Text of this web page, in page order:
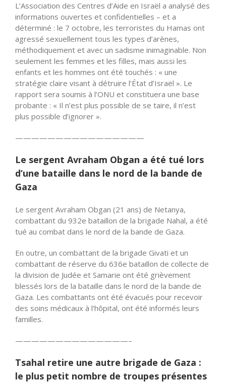
L’Association des Centres d’Aide en Israël a analysé des
informations ouvertes et confidentielles – et a
déterminé : le 7 octobre, les terroristes du Hamas ont
agressé sexuellement tous les types d’arènes,
méthodiquement et avec un sadisme inimaginable. Non
seulement les femmes et les filles, mais aussi les
enfants et les hommes ont été touchés : « une
stratégie claire visant à détruire l’État d’Israël ». Le
rapport sera soumis à l’ONU et constituera une base
probante : « Il n’est plus possible de se taire, il n’est
plus possible d’ignorer ».
————————————————
Le sergent Avraham Obgan a été tué lors
d’une bataille dans le nord de la bande de
Gaza
Le sergent Avraham Obgan (21 ans) de Netanya,
combattant du 932e bataillon de la brigade Nahal, a été
tué au combat dans le nord de la bande de Gaza.
En outre, un combattant de la brigade Givati et un
combattant de réserve du 636e bataillon de collecte de
la division de Judée et Samarie ont été grièvement
blessés lors de la bataille dans le nord de la bande de
Gaza. Les combattants ont été évacués pour recevoir
des soins médicaux à l’hôpital, ont été informés leurs
familles.
——————————————–
Tsahal retire une autre brigade de Gaza :
le plus petit nombre de troupes présentes